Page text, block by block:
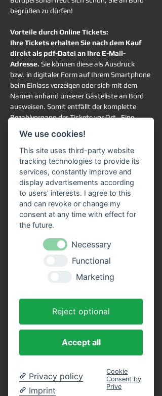
begrüßen zu dürfen!
Vorteile durch Online Tickets:
Ihre Tickets erhalten Sie nach dem Kauf
direkt als pdf-Datei an Ihre E-Mail-
Adresse. Sie können diese als Ausdruck
bzw. in digitaler Form auf Ihrem Smartphone
beim Einlass vorzeigen oder sich mit dem
Namen anhand unserer Gästeliste an Bord
ausweisen. Somit entfällt der komplette
Bezahlvorgang der Tickets vor Ort.  Eine
Teilnahme an der ausgewählten Schifffahrt.
Sie haben trotzdem vollkommen freie
Platzwahl an Bord.
Rechtlicher Hinweis:
Ein gesetzliches Widerrufsrecht für
terminbezogene Freizeitveranstaltungen
besteht grundsätzlich nicht. Die Rückgabe,
der Umtausch oder eine Stornierung der
ausgeschlossen.
Erwachsene (Rundfahrt)
Anzahl
We use cookies!
This site uses third-party website
tracking technologies to provide its
services, constantly improve and
display advertisements according
to users' interests. I agree to this
and can revoke or change my
consent at any time with effect for
the future.
Necessary
Functional
Marketing
Reject optional
Accept all
Privacy policy
Imprint
Cookie
Consent by
Prive